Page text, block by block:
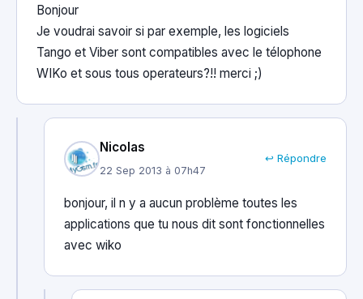
Bonjour
Je voudrai savoir si par exemple, les logiciels
Tango et Viber sont compatibles avec le télophone
WIKo et sous tous operateurs?!! merci ;)
Nicolas
22 Sep 2013 à 07h47
↩ Répondre
bonjour, il n y a aucun problème toutes les
applications que tu nous dit sont fonctionnelles
avec wiko